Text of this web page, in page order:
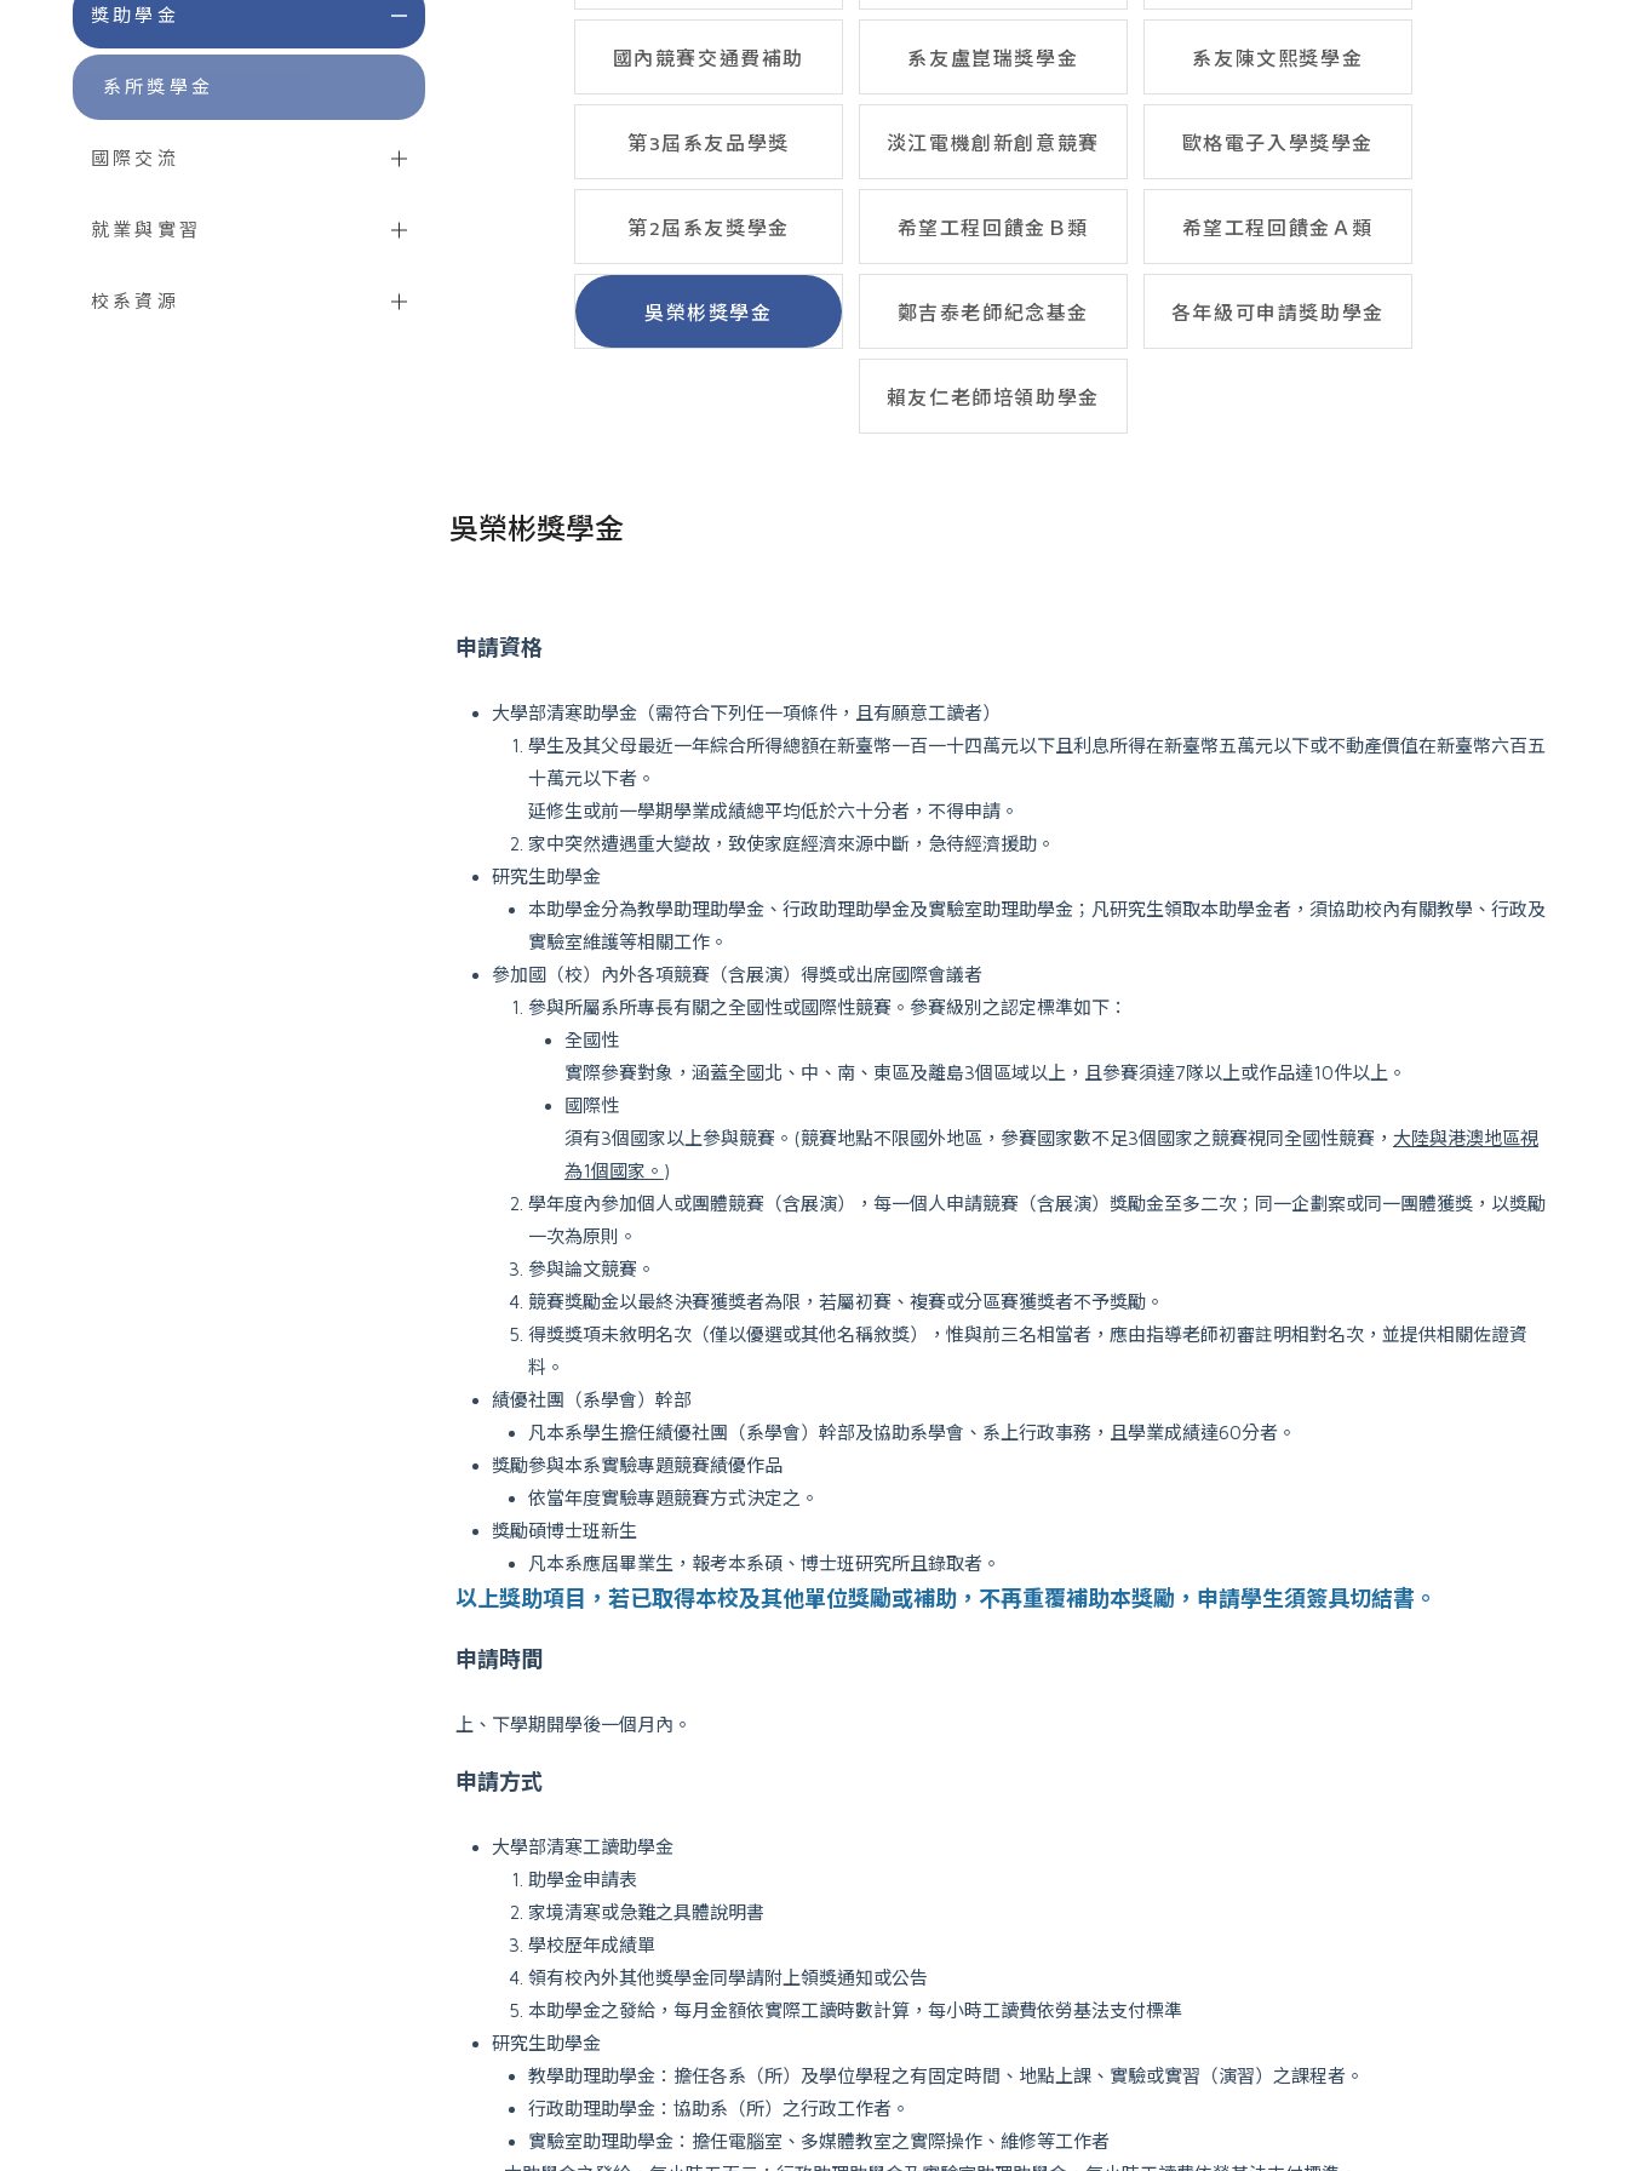
獎助學金
系所獎學金
國際交流
就業與實習
校系資源
國內競賽交通費補助 系友盧崑瑞獎學金 系友陳文熙獎學金
第3屆系友品學獎 淡江電機創新創意競賽 歐格電子入學獎學金
第2屆系友獎學金 希望工程回饋金Ｂ類 希望工程回饋金Ａ類
吳榮彬獎學金 鄭吉泰老師紀念基金 各年級可申請獎助學金
賴友仁老師培領助學金
吳榮彬獎學金
申請資格
大學部清寒助學金（需符合下列任一項條件，且有願意工讀者）
學生及其父母最近一年綜合所得總額在新臺幣一百一十四萬元以下且利息所得在新臺幣五萬元以下或不動產價值在新臺幣六百五
十萬元以下者。
延修生或前一學期學業成績總平均低於六十分者，不得申請。
家中突然遭遇重大變故，致使家庭經濟來源中斷，急待經濟援助。
研究生助學金
本助學金分為教學助理助學金、行政助理助學金及實驗室助理助學金；凡研究生領取本助學金者，須協助校內有關教學、行政及
實驗室維護等相關工作。
參加國（校）內外各項競賽（含展演）得獎或出席國際會議者
參與所屬系所專長有關之全國性或國際性競賽。參賽級別之認定標準如下：
全國性
實際參賽對象，涵蓋全國北、中、南、東區及離島3個區域以上，且參賽須達7隊以上或作品達10件以上。
國際性
須有3個國家以上參與競賽。(競賽地點不限國外地區，參賽國家數不足3個國家之競賽視同全國性競賽， 大陸與港澳地區視
為1個國家。 )
學年度內參加個人或團體競賽（含展演），每一個人申請競賽（含展演）獎勵金至多二次；同一企劃案或同一團體獲獎，以獎勵
一次為原則。
參與論文競賽。
競賽獎勵金以最終決賽獲獎者為限，若屬初賽、複賽或分區賽獲獎者不予獎勵。
得獎獎項未敘明名次（僅以優選或其他名稱敘獎），惟與前三名相當者，應由指導老師初審註明相對名次，並提供相關佐證資
料。
績優社團（系學會）幹部
凡本系學生擔任績優社團（系學會）幹部及協助系學會、系上行政事務，且學業成績達60分者。
獎勵參與本系實驗專題競賽績優作品
依當年度實驗專題競賽方式決定之。
獎勵碩博士班新生
凡本系應屆畢業生，報考本系碩、博士班研究所且錄取者。
以上獎助項目，若已取得本校及其他單位獎勵或補助，不再重覆補助本獎勵，申請學生須簽具切結書。
申請時間
上、下學期開學後一個月內。
申請方式
大學部清寒工讀助學金
助學金申請表
家境清寒或急難之具體說明書
學校歷年成績單
領有校內外其他獎學金同學請附上領獎通知或公告
本助學金之發給，每月金額依實際工讀時數計算，每小時工讀費依勞基法支付標準
研究生助學金
教學助理助學金：擔任各系（所）及學位學程之有固定時間、地點上課、實驗或實習（演習）之課程者。
行政助理助學金：協助系（所）之行政工作者。
實驗室助理助學金：擔任電腦室、多媒體教室之實際操作、維修等工作者